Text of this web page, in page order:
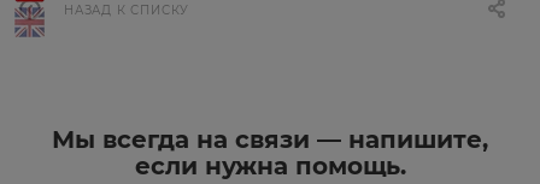
НАЗАД К СПИСКУ
Мы всегда на связи — напишите,
если нужна помощь.